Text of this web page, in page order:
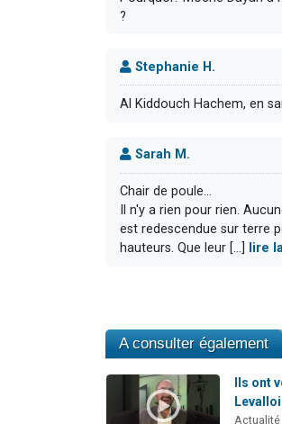
?
Stephanie H.
Al Kiddouch Hachem, en
Sarah M.
Chair de poule...
Il n'y a rien pour rien.
est redescendue sur terre
hauteurs. Que leur [...]
lire
A consulter également
Ils ont
Actualité